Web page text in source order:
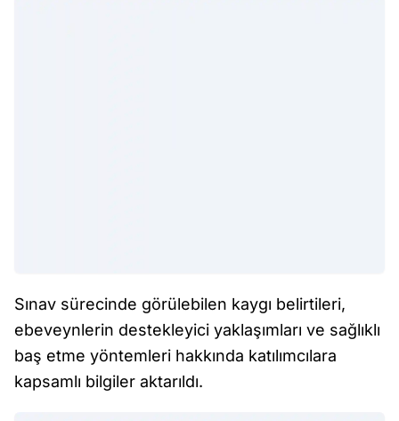
Sınav sürecinde görülebilen kaygı belirtileri,
ebeveynlerin destekleyici yaklaşımları ve sağlıklı
baş etme yöntemleri hakkında katılımcılara
kapsamlı bilgiler aktarıldı.